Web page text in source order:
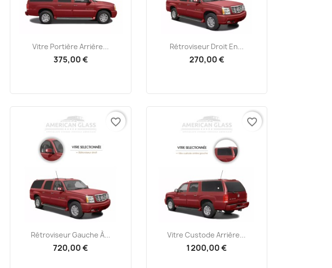
 Aperçu rapide
Vitre Portière Arrière...
375,00 €
Aperçu rapide
Rétroviseur Droit En...
270,00 €
Aperçu rapide
Rétroviseur Gauche À...
720,00 €
favorite_border
Aperçu rapide
Vitre Custode Arrière...
1 200,00 €
favorite_border